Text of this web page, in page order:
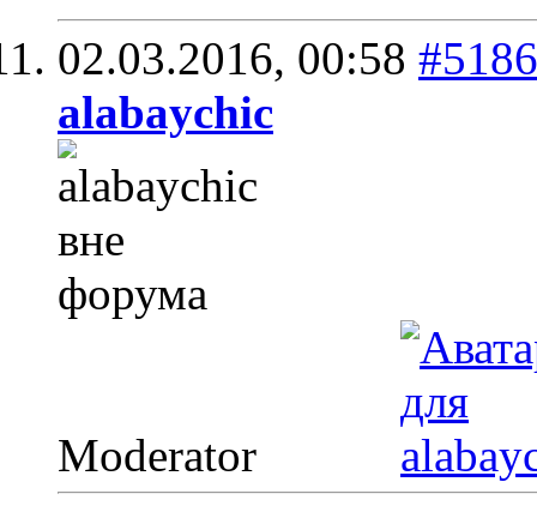
02.03.2016, 00:58 #5186
alabaychic
Moderator